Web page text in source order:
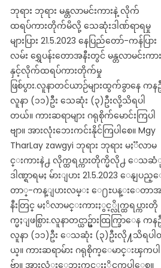
ဘုရား ဘုရား မန္တလာမင်းကားနဲ့ လိုက်
ထရပ်ကားတိုက်မိလို့ သေဆုံးဒါဏ်ရာရမှု
များပြား 21.5.2023 နေပြည်တော်-ကန်ပြား
လမ်း ရွှေပန်းတောအနီးတွင် မန္တလာမင်းကား
နှင့်လိုက်ထရပ်ကားတိုက်မှု
ဖြစ်ပွား.လူနာတင်ယာဉ်များထွက်ခွာနေ ကန
လူနာ (၁၁)ဦး သေဆုံး (၃)ဦးလို့သိရပါ
တယ်။ ကားဆရာများ ဂရုစိုက်မောင်းကြပါ
ဗျာ။ အားလုံးဘေးကင်းနိုင်ကြပါစေ။ Mgy
TharLay zawgyi ဘုရား ဘုရား မႏၱလာမ
င္းကားနဲ႕ လိုက္ထရပ္ကားတိုက္မိလို႕ ေသဆံု
ဒါဏ္ရာရမႈ မ်ားျပား 21.5.2023 ေနျပည္
တာ္-ကန္ျပားလမ္း ေ႐ႊပန္းေတာ
နီးတြင္ မႏၲလာမင္းကားႏွင့္လိုက္ထရပ္ကားတို
က္မႈျဖစ္ပြား.လူနာတင္ယာဥ္မ်ားထြက္ခြာေန ကန
လူနာ (၁၁)ဦး ေသဆုံး (၃)ဦးလို႔သိရပါ
ယ္။ ကားဆရာမ်ား ဂရုစိုက္ေမာင္းၾကပါ
ဗ်ာ။ အားလံုးေဘးကင္းႏိုင္ၾကပါေစ။